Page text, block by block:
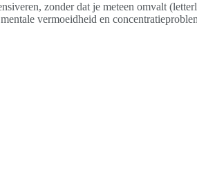
zonder dat je meteen omvalt
vermoeidheid en